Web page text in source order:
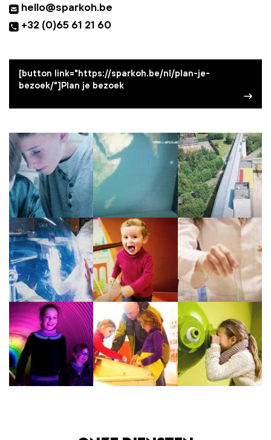
hello@sparkoh.be
+32 (0)65 61 21 60
[button link="https://sparkoh.be/nl/plan-je-
bezoek/"]Plan je bezoek